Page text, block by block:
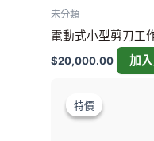
未分類
電動式小型剪刀工
$20,000.00 加
特價
特價